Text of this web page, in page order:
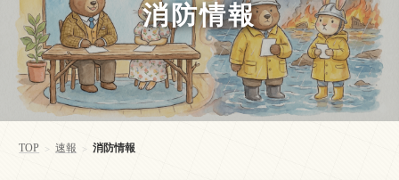
消防情報
TOP > 速報 > 消防情報